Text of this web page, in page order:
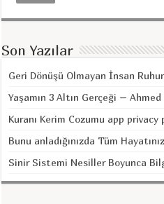
Son Yazılar
Geri Dönüşü Olmayan İnsan
Yaşamın 3 Altın Gerçeği –
Kuranı Kerim Cozumu app privacy
Bunu anladığınızda Tüm
Sinir Sistemi Nesiller Boyunca